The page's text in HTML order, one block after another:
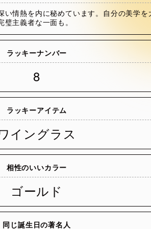
い情熱を内に秘めています。自分の美学を
主義者な一面も。
ラッキーナンバー
8
ラッキーアイテム
イングラス
相性のいいカラー
ゴールド
同じ誕生日の著名人